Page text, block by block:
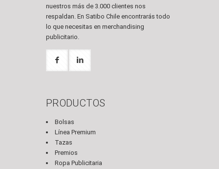
nuestros más de 3.000 clientes nos
respaldan. En Satibo Chile encontrarás todo
lo que necesitas en merchandising
publicitario.
PRODUCTOS
Bolsas
Línea Premium
Tazas
Premios
Ropa Publicitaria